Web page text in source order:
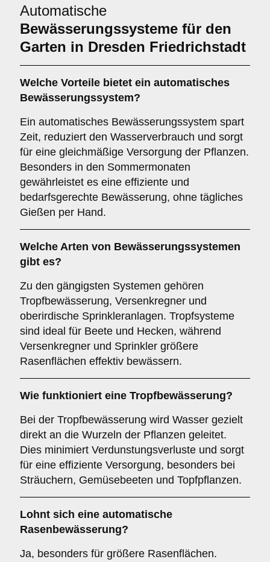
Automatische
Bewässerungssysteme für den
Garten in Dresden Friedrichstadt
Welche Vorteile bietet ein automatisches
Bewässerungssystem?
Ein automatisches Bewässerungssystem spart
Zeit, reduziert den Wasserverbrauch und sorgt
für eine gleichmäßige Versorgung der Pflanzen.
Besonders in den Sommermonaten
gewährleistet es eine effiziente und
bedarfsgerechte Bewässerung, ohne tägliches
Gießen per Hand.
Welche Arten von Bewässerungssystemen
gibt es?
Zu den gängigsten Systemen gehören
Tropfbewässerung, Versenkregner und
oberirdische Sprinkleranlagen. Tropfsysteme
sind ideal für Beete und Hecken, während
Versenkregner und Sprinkler größere
Rasenflächen effektiv bewässern.
Wie funktioniert eine Tropfbewässerung?
Bei der Tropfbewässerung wird Wasser gezielt
direkt an die Wurzeln der Pflanzen geleitet.
Dies minimiert Verdunstungsverluste und sorgt
für eine effiziente Versorgung, besonders bei
Sträuchern, Gemüsebeeten und Topfpflanzen.
Lohnt sich eine automatische
Rasenbewässerung?
Ja, besonders für größere Rasenflächen.